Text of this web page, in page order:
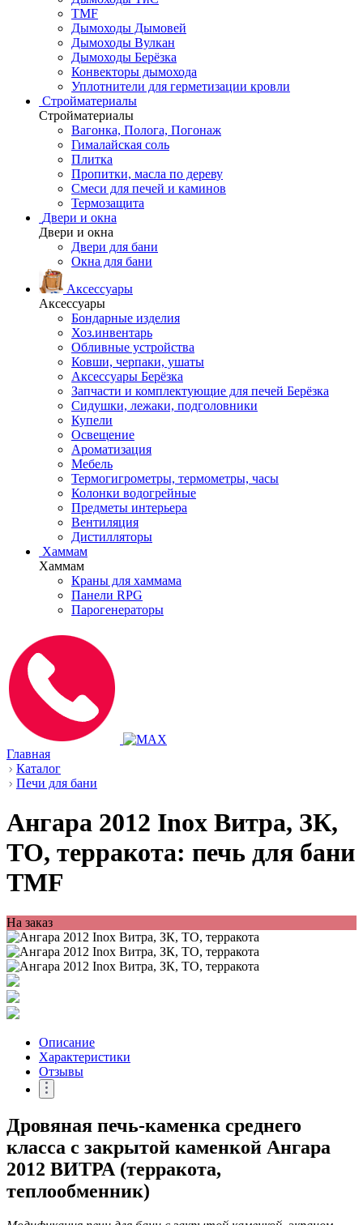
TMF
Дымоходы Дымовей
Дымоходы Вулкан
Дымоходы Берёзка
Конвекторы дымохода
Уплотнители для герметизации кровли
Стройматериалы
Стройматериалы
Вагонка, Полога, Погонаж
Гималайская соль
Плитка
Пропитки, масла по дереву
Смеси для печей и каминов
Термозащита
Двери и окна
Двери и окна
Двери для бани
Окна для бани
Аксессуары
Аксессуары
Бондарные изделия
Хоз.инвентарь
Обливные устройства
Ковши, черпаки, ушаты
Аксессуары Берёзка
Запчасти и комплектующие для печей Берёзка
Сидушки, лежаки, подголовники
Купели
Освещение
Ароматизация
Мебель
Термогигрометры, термометры, часы
Колонки водогрейные
Предметы интерьера
Вентиляция
Дистилляторы
Хаммам
Хаммам
Краны для хаммама
Панели RPG
Парогенераторы
Главная
Каталог
Печи для бани
Ангара 2012 Inox Витра, ЗК,
ТО, терракота: печь для бани
TMF
На заказ
Описание
Характеристики
Отзывы
Дровяная печь-каменка среднего
класса с закрытой каменкой Ангара
2012 ВИТРА (терракота,
теплообменник)